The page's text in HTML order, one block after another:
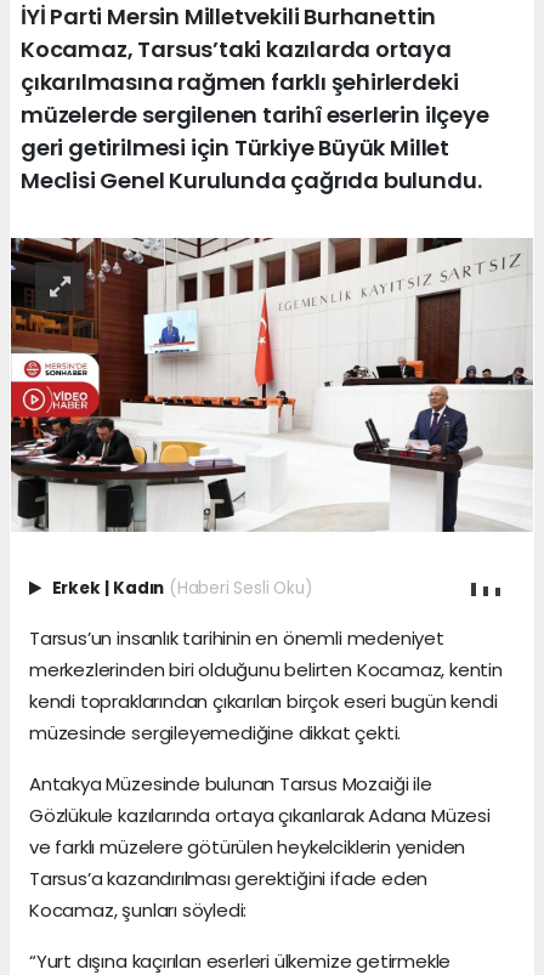
İYİ Parti Mersin Milletvekili Burhanettin
Kocamaz, Tarsus’taki kazılarda ortaya
çıkarılmasına rağmen farklı şehirlerdeki
müzelerde sergilenen tarihî eserlerin ilçeye
geri getirilmesi için Türkiye Büyük Millet
Meclisi Genel Kurulunda çağrıda bulundu.
Erkek | Kadın (Haberi Sesli Oku)
Tarsus’un insanlık tarihinin en önemli medeniyet
merkezlerinden biri olduğunu belirten Kocamaz, kentin
kendi topraklarından çıkarılan birçok eseri bugün kendi
müzesinde sergileyemediğine dikkat çekti.
Antakya Müzesinde bulunan Tarsus Mozaiği ile
Gözlükule kazılarında ortaya çıkarılarak Adana Müzesi
ve farklı müzelere götürülen heykelciklerin yeniden
Tarsus’a kazandırılması gerektiğini ifade eden
Kocamaz, şunları söyledi:
“Yurt dışına kaçırılan eserleri ülkemize getirmekle